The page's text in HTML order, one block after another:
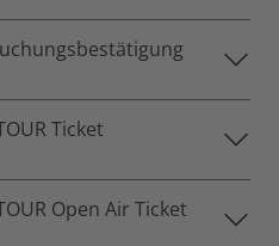
Ticket
Open Air Ticket